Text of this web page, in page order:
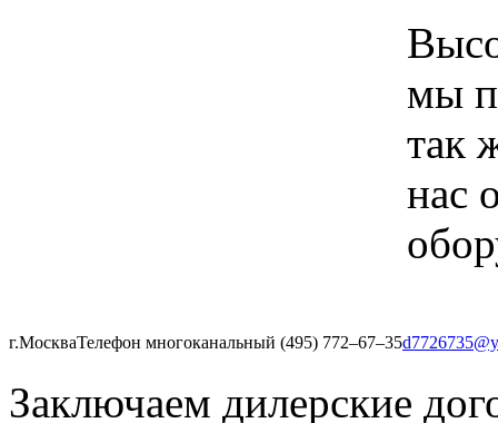
мы
так
нас
г.МоскваТелефон многоканальный (495) 772‒67‒35
Заключаем дилерские